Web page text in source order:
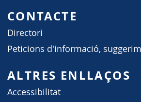
CONTACTE
Directori
Peticions d'informació,
ALTRES ENLLAÇOS
Accessibilitat